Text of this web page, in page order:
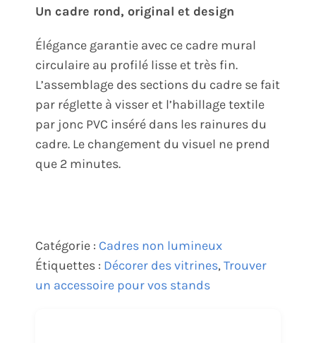
Un cadre rond, original et design
Élégance garantie avec ce cadre mural
circulaire au profilé lisse et très fin.
L’assemblage des sections du cadre se fait
par réglette à visser et l’habillage textile
par jonc PVC inséré dans les rainures du
cadre. Le changement du visuel ne prend
que 2 minutes.
Catégorie : Cadres non lumineux
Étiquettes : Décorer des vitrines,Trouver
un accessoire pour vos stands